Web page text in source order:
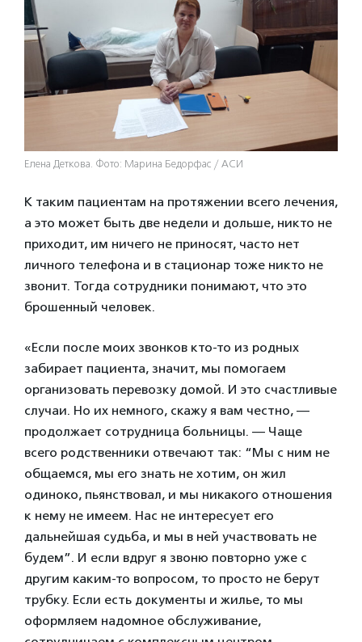
Елена Деткова. Фото: Марина Бедорфас / АСИ
К таким пациентам на протяжении всего лечения,
а это может быть две недели и дольше, никто не
приходит, им ничего не приносят, часто нет
личного телефона и в стационар тоже никто не
звонит. Тогда сотрудники понимают, что это
брошенный человек.
«Если после моих звонков кто-то из родных
забирает пациента, значит, мы помогаем
организовать перевозку домой. И это счастливые
случаи. Но их немного, скажу я вам честно, —
продолжает сотрудница больницы. — Чаще
всего родственники отвечают так: “Мы с ним не
общаемся, мы его знать не хотим, он жил
одиноко, пьянствовал, и мы никакого отношения
к нему не имеем. Нас не интересует его
дальнейшая судьба, и мы в ней участвовать не
будем”. И если вдруг я звоню повторно уже с
другим каким-то вопросом, то просто не берут
трубку. Если есть документы и жилье, то мы
оформляем надомное обслуживание,